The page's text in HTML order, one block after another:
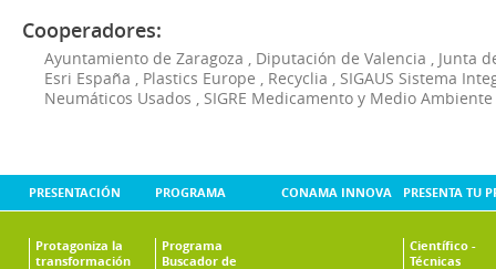
Cooperadores:
Ayuntamiento de Zaragoza , Diputación de Valencia , Junta
Esri España , Plastics Europe , Recyclia , SIGAUS Sistema
Neumáticos Usados , SIGRE Medicamento y Medio Ambiente
PRESENTACIÓN
Protagoniza la
transformación
PROGRAMA
Programa
Buscador de
CONAMA INNOVA PRESENTA TU
Científico -
Técnicas